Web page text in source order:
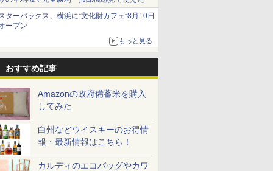
ターバックス、横浜に“文化財カフェ”8月10日
ープン
もっと見る
おすすめ記事
Amazonの政府備蓄米を購入
してみた
白州などウイスキーのお得情
報・最新情報はこちら！
カルディのエコバッグやカワ